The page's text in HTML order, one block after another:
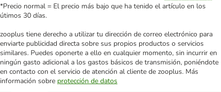
*Precio normal = El precio más bajo que ha tenido el artículo en los
útimos 30 días.
zooplus tiene derecho a utilizar tu dirección de correo electrónico para
enviarte publicidad directa sobre sus propios productos o servicios
similares. Puedes oponerte a ello en cualquier momento, sin incurrir en
ningún gasto adicional a los gastos básicos de transmisión, poniéndote
en contacto con el servicio de atención al cliente de zooplus. Más
información sobre protección de datos